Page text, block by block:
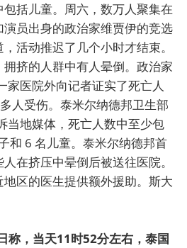
括儿童。周六，数万人聚集在
员出身的政治家维贾伊的竞选
活动推迟了几个小时才结束。
挤的人群中有人晕倒。政治家
家医院外向记者证实了死亡人
人受伤。泰米尔纳德邦卫生部
当地媒体，死亡人数中至少包
和 6 名儿童。泰米尔纳德邦首
在挤压中晕倒后被送往医院。
区的医生提供额外援助。斯大
称，当天11时52分左右，泰国